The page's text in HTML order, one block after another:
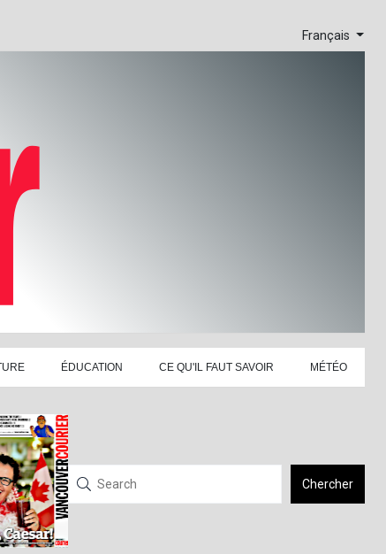
Français
ÉDUCATION CE QU'IL FAUT SAVOIR MÉTÉO
Chercher